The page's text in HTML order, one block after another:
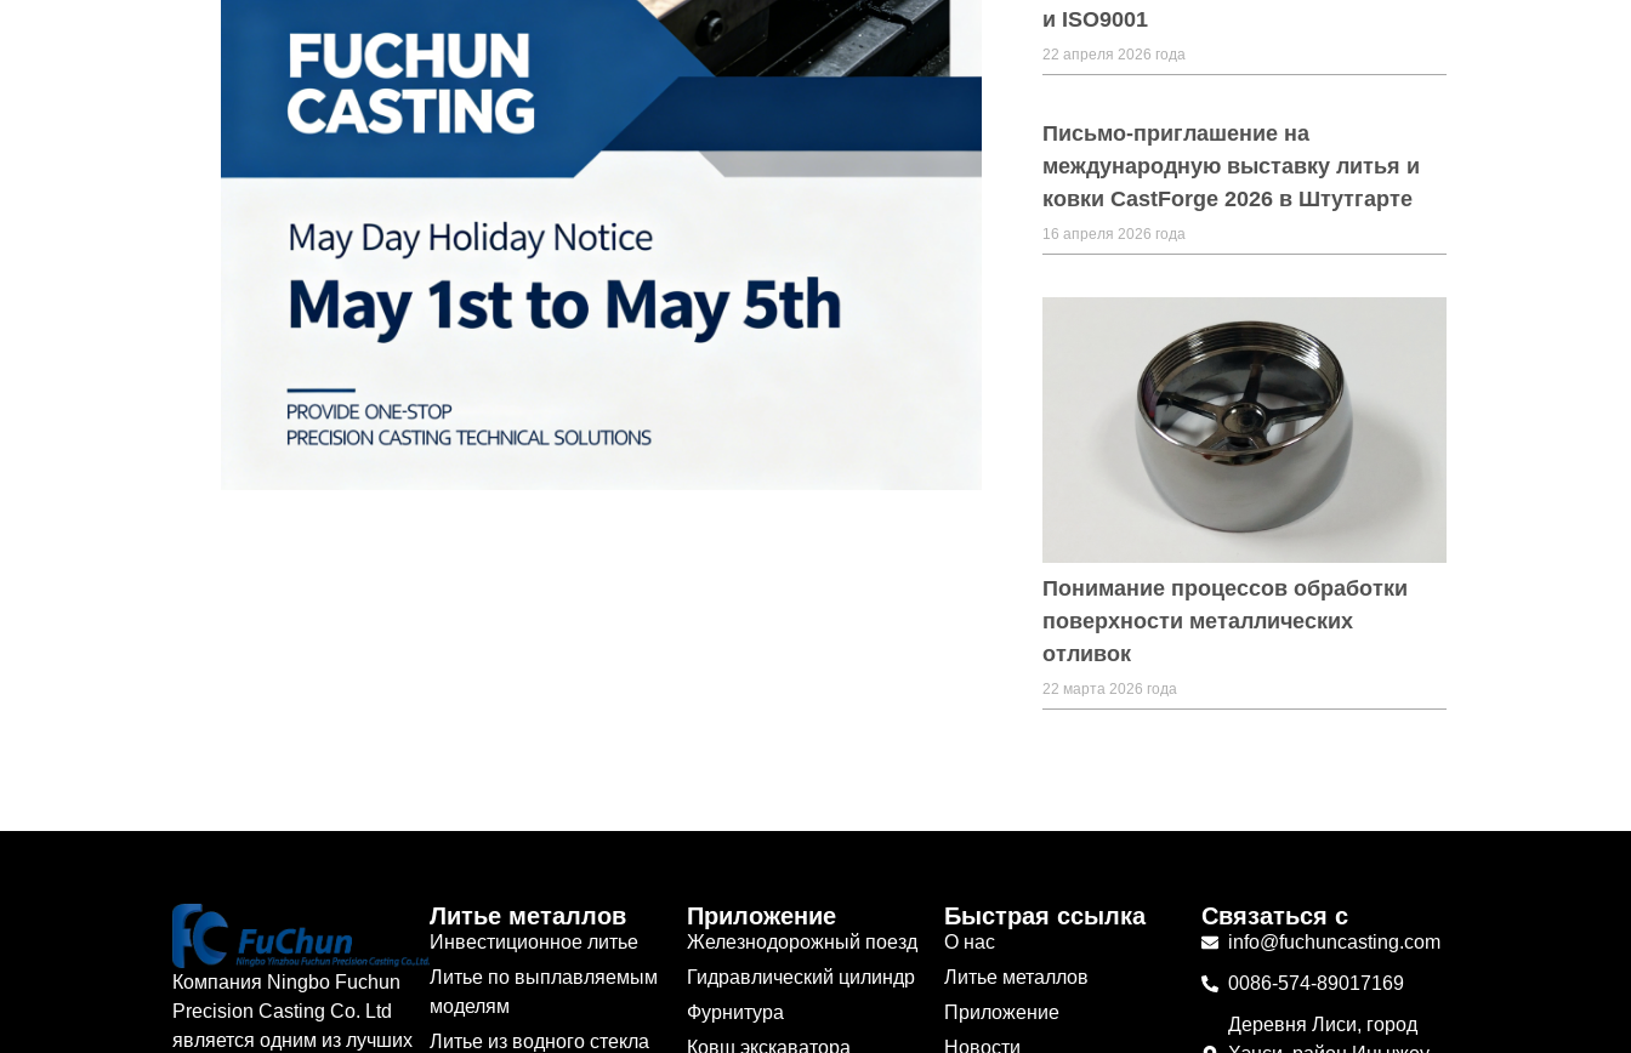
и ISO9001
22 апреля 2026 года
Письмо-приглашение на
международную выставку литья и
ковки CastForge 2026 в Штутгарте
16 апреля 2026 года
Понимание процессов обработки
поверхности металлических
отливок
22 марта 2026 года
Компания Ningbo Fuchun
Precision Casting Co. Ltd
является одним из лучших
Литье металлов
Инвестиционное литье
Литье по выплавляемым
моделям
Литье из водного стекла
Приложение
Железнодорожный поезд
Гидравлический цилиндр
Фурнитура
Ковш экскаватора
Быстрая ссылка
О нас
Литье металлов
Приложение
Новости
Связаться с
info@fuchuncasting.com
0086-574-89017169
Деревня Лиси, город